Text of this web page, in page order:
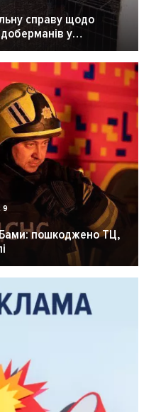
справу щодо
у
пошкоджено ТЦ,